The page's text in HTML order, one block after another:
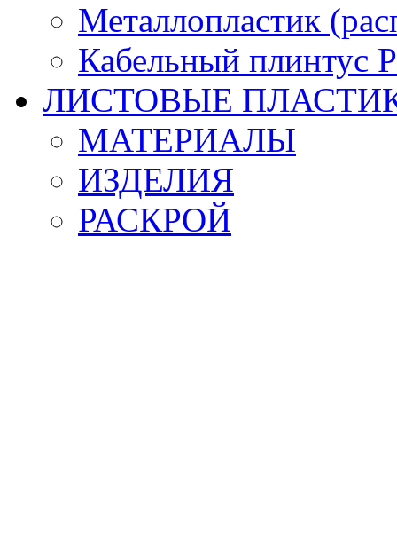
Металлопластик
Кабельный
ЛИСТОВЫЕ
МАТЕРИАЛЫ
ИЗДЕЛИЯ
РАСКРОЙ